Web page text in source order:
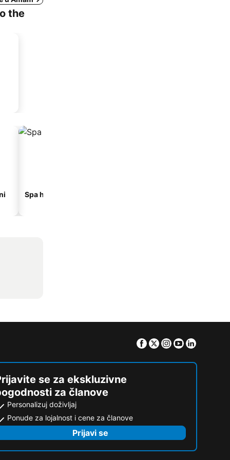
the
Spa hoteli
Facebook
TwitterInstagram
Youtube
se za ekskluzivne
za članove
Personalizuj doživljaj
Ponude za lojalnost i cene za članove
Prijavi se